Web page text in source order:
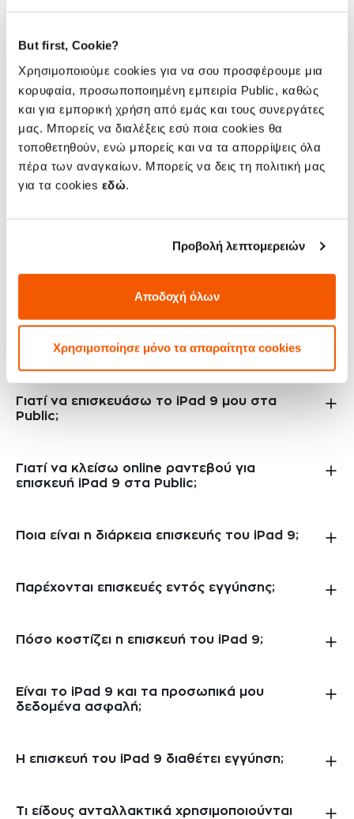
But first, Cookie?
Χρησιμοποιούμε cookies για να σου προσφέρουμε μια
κορυφαία, προσωποποιημένη εμπειρία Public, καθώς
και για εμπορική χρήση από εμάς και τους συνεργάτες
μας. Μπορείς να διαλέξεις εσύ ποια cookies θα
τοποθετηθούν, ενώ μπορείς και να τα απορρίψεις όλα
πέρα των αναγκαίων. Μπορείς να δεις τη πολιτική μας
για τα cookies εδώ.
Προβολή λεπτομερειών
Αποδοχή όλων
Χρησιμοποίησε μόνο τα απαραίτητα cookies
έχεις τη συσκευή σου πίσω το συντομότερο δυνατόν.
Πότε μπορεί να χρειαστεί να γίνει αλλαγή
οθόνης στο iPad 9 σου;
Η οθόνη του iPad 9 μπορεί να χρειαστεί αλλαγή αν
συμβεί κάτι από τα παρακάτω:
- η οθόνη δεν ανάβει
iPad 9 σου;
Γιατί να επισκευάσω το iPad 9 μου στα
Public;
Γιατί να κλείσω online ραντεβού για
επισκευή iPad 9 στα Public;
Ποια είναι η διάρκεια επισκευής του iPad 9;
Παρέχονται επισκευές εντός εγγύησης;
Πόσο κοστίζει η επισκευή του iPad 9;
Είναι το iPad 9 και τα προσωπικά μου
δεδομένα ασφαλή;
Η επισκευή του iPad 9 διαθέτει εγγύηση;
Τι είδους ανταλλακτικά χρησιμοποιούνται